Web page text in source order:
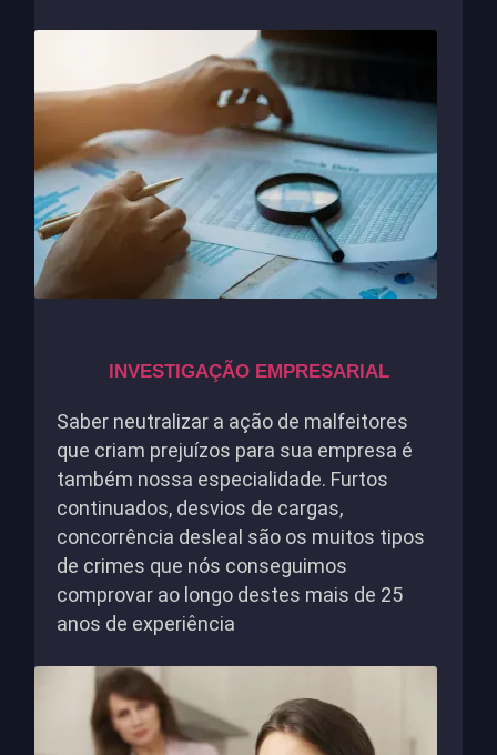
INVESTIGAÇÃO EMPRESARIAL
Saber neutralizar a ação de malfeitores
que criam prejuízos para sua empresa é
também nossa especialidade. Furtos
continuados, desvios de cargas,
concorrência desleal são os muitos tipos
de crimes que nós conseguimos
comprovar ao longo destes mais de 25
anos de experiência